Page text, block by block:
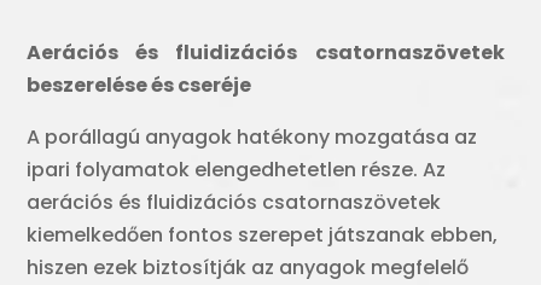
Aerációs és fluidizációs csatornaszövetek
beszerelése és cseréje
A porállagú anyagok hatékony mozgatása az
ipari folyamatok elengedhetetlen része. Az
aerációs és fluidizációs csatornaszövetek
kiemelkedően fontos szerepet játszanak ebben,
hiszen ezek biztosítják az anyagok megfelelő